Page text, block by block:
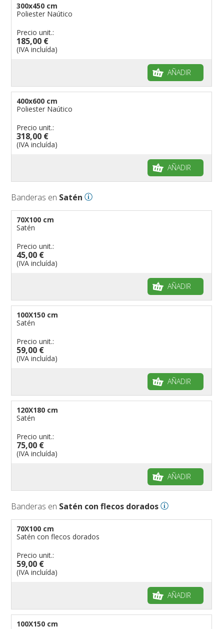
300x450 cm
Poliester Naútico
Precio unit.:
185,00 €
(IVA incluída)
AÑADIR
400x600 cm
Poliester Naútico
Precio unit.:
318,00 €
(IVA incluída)
AÑADIR
Banderas en Satén
70X100 cm
Satén
Precio unit.:
45,00 €
(IVA incluída)
AÑADIR
100X150 cm
Satén
Precio unit.:
59,00 €
(IVA incluída)
AÑADIR
120X180 cm
Satén
Precio unit.:
75,00 €
(IVA incluída)
AÑADIR
Banderas en Satén con flecos dorados
70X100 cm
Satén con flecos dorados
Precio unit.:
59,00 €
(IVA incluída)
AÑADIR
100X150 cm